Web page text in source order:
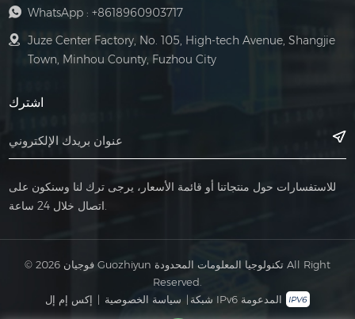
WhatsApp : +8618960903717
Juze Center Factory, No. 105, High-tech Avenue, Shangjie
Town, Minhou County, Fuzhou City
اشترك
للاستفسارات حول منتجاتنا أو قائمة الأسعار، يرجى ترك لنا وسنكون على
© 2026 فوجيان Guozhiyun تكنولوجيا المعلومات المحدودة All Right
Reserved.
إكس إم إل | سياسة الخصوصية | شبكة IPv6 المدعومة